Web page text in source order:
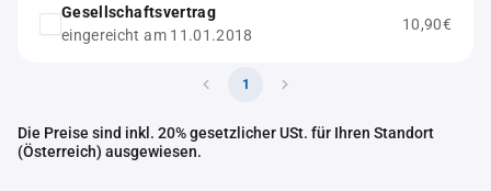
Gesellschaftsvertrag
eingereicht am 11.01.2018
10,90€
1
Die Preise sind inkl. 20% gesetzlicher USt. für Ihren Standort
(Österreich) ausgewiesen.